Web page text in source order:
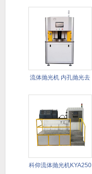
流体抛光机 内孔抛光去
科仰流体抛光机KYA250